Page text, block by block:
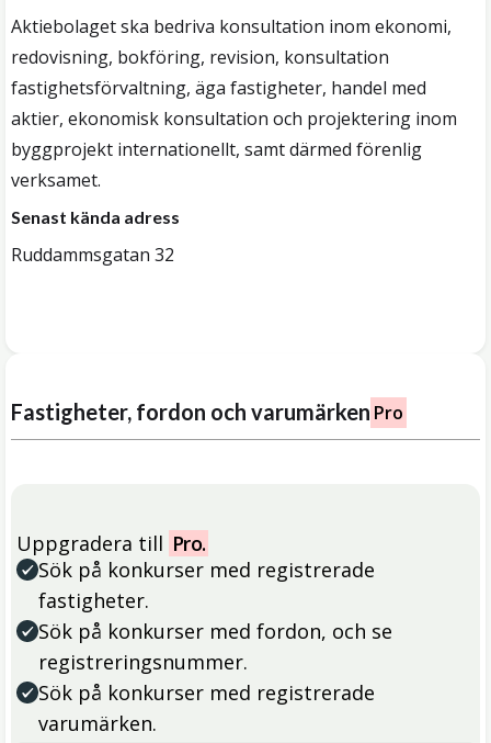
Aktiebolaget ska bedriva konsultation inom ekonomi,
redovisning, bokföring, revision, konsultation
fastighetsförvaltning, äga fastigheter, handel med
aktier, ekonomisk konsultation och projektering inom
byggprojekt internationellt, samt därmed förenlig
verksamet.
Senast kända adress
Ruddammsgatan 32
Fastigheter, fordon och varumärken Pro
Uppgradera till Pro.
Sök på konkurser med registrerade
fastigheter.
Sök på konkurser med fordon, och se
registreringsnummer.
Sök på konkurser med registrerade
varumärken.